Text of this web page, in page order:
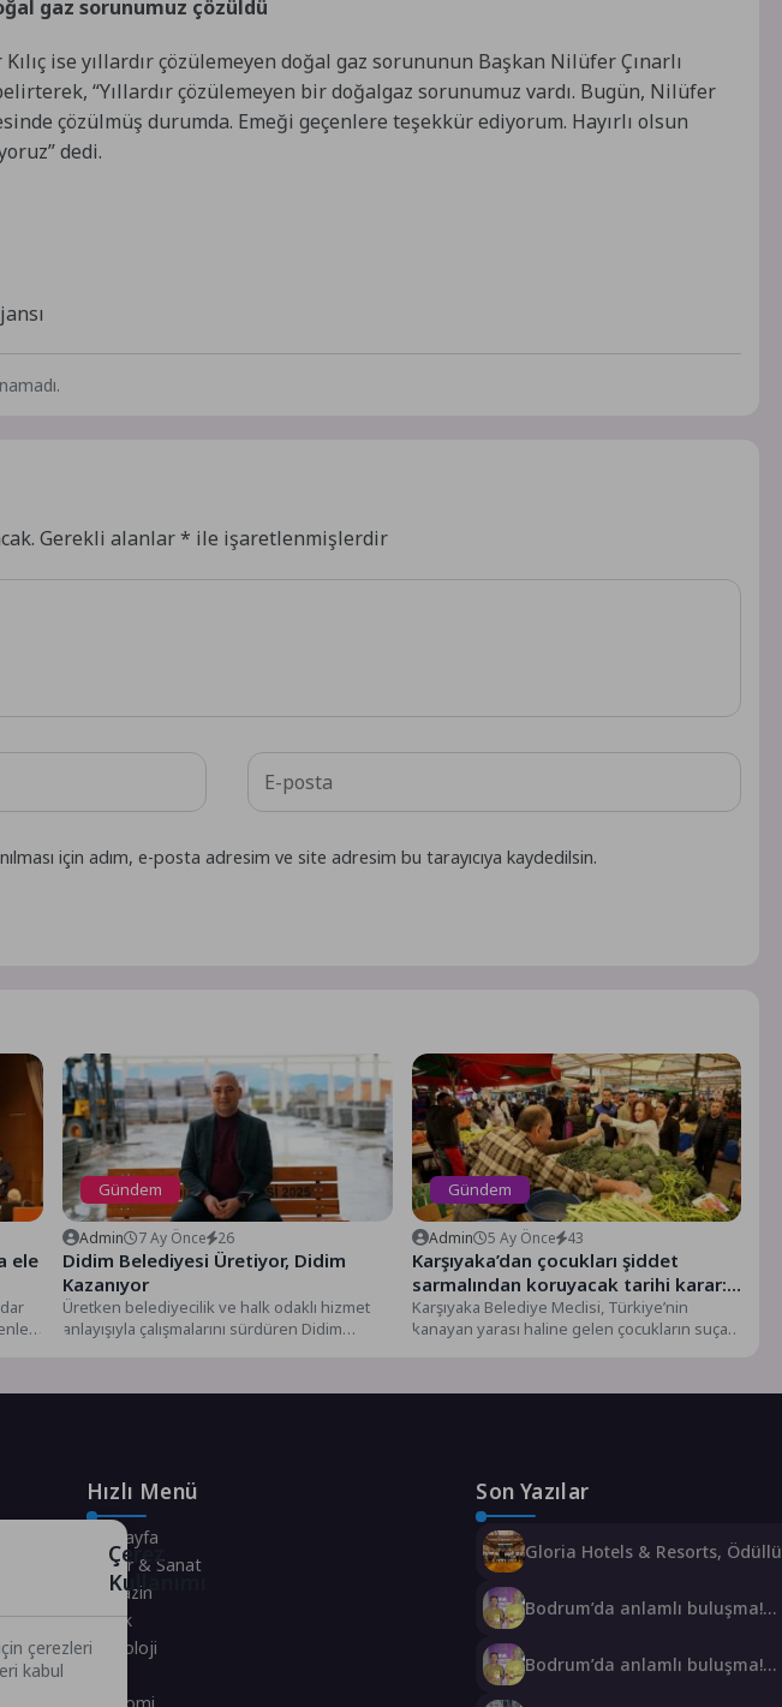
gaz sorunumuz çözüldü
ise yıllardır çözülemeyen doğal gaz sorununun Başkan Nilüfer Çınarlı
“Yıllardır çözülemeyen bir doğalgaz sorunumuz vardı. Bugün, Nilüfer
çözülmüş durumda. Emeği geçenlere teşekkür ediyorum. Hayırlı olsun
dedi.
Gerekli alanlar* ile işaretlenmişlerdir
için adım, e-posta adresim ve site adresim bu tarayıcıya kaydedilsin.
ele
Gündem
Admin 7 Ay Önce 26
Didim Belediyesi Üretiyor, Didim
Kazanıyor
Üretken belediyecilik ve halk odaklı hizmet
anlayışıyla çalışmalarını sürdüren Didim
Gündem
Admin 5 Ay Önce 43
Karşıyaka’dan çocukları şiddet
sarmalından koruyacak tarihi karar:
Pazar yerlerinde kesici alet satışına
son!
Karşıyaka Belediye Meclisi, Türkiye’nin
kanayan yarası haline gelen çocukların suça
Hızlı Menü
Anasayfa
Kültür & Sanat
Magazin
Sağlık
Teknoloji
Ekonomi
Son Yazılar
Gloria Hotels & Resorts, Ödüllü
bir Miksoloji Gecesine İmza Attı
Bodrum’da anlamlı buluşma!
kitabı yeni baskısını Titanic
Luxury Collection Bodrum’da
Bodrum’da anlamlı buluşma!
Çerez
Kullanımı
çerezleri
kabul